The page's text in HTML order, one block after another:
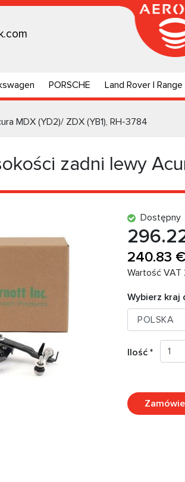
PORSCHE Land Rover |
MDX (YD2)/ ZDX (YB1), RH-3784
zadni lewy
Dostępny
240.83 €
Wartość VAT
Wybierz kraj
Ilość *